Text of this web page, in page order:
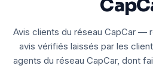
Avis clients du réseau CapCar —
avis vérifiés laissés par les
agents du réseau CapCar, dont